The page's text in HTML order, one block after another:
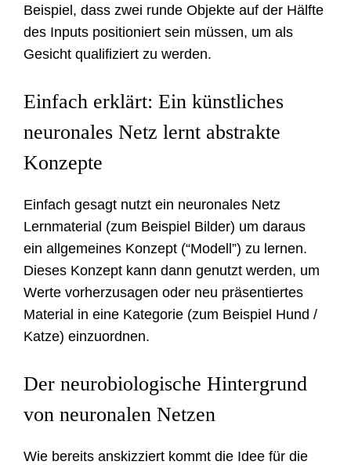
Beispiel, dass zwei runde Objekte auf der Hälfte
des Inputs positioniert sein müssen, um als
Gesicht qualifiziert zu werden.
Einfach erklärt: Ein künstliches
neuronales Netz lernt abstrakte
Konzepte
Einfach gesagt nutzt ein neuronales Netz
Lernmaterial (zum Beispiel Bilder) um daraus
ein allgemeines Konzept (“Modell”) zu lernen.
Dieses Konzept kann dann genutzt werden, um
Werte vorherzusagen oder neu präsentiertes
Material in eine Kategorie (zum Beispiel Hund /
Katze) einzuordnen.
Der neurobiologische Hintergrund
von neuronalen Netzen
Wie bereits anskizziert kommt die Idee für die